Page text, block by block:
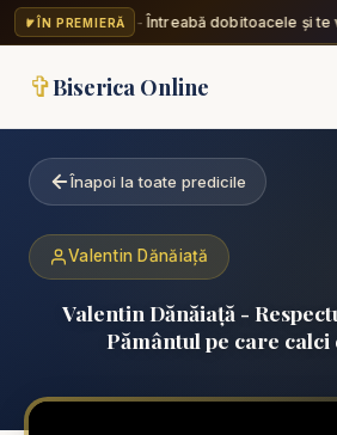
ÎN PREMIERĂ
Nicu Butoi - Întreabă dobitoacele și te
✞Biserica Online
Înapoi la toate predicile
Valentin Dănăiață
Valentin Dănăiață -
Pământul pe care calci